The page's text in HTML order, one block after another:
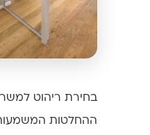
בחירת ריהוט
ההחלטות